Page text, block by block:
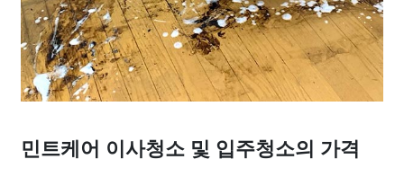
민트케어 이사청소 및 입주청소의 가격